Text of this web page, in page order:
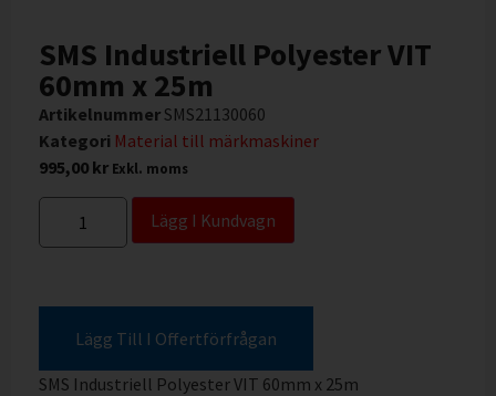
SMS Industriell Polyester VIT
60mm x 25m
Artikelnummer SMS21130060
Kategori Material till märkmaskiner
995,00 kr Exkl. moms
Lägg I Kundvagn
Lägg Till I Offertförfrågan
SMS Industriell Polyester VIT 60mm x 25m